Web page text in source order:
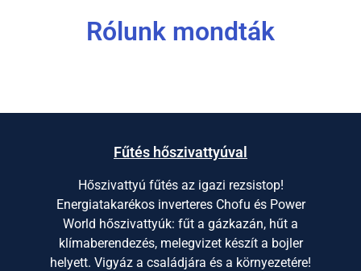
Rólunk mondták
Fűtés hőszivattyúval
Hőszivattyú fűtés az igazi rezsistop!
Energiatakarékos inverteres Chofu és Power
World hőszivattyúk: fűt a gázkazán, hűt a
klímaberendezés, melegvizet készít a bojler
helyett. Vigyáz a családjára és a környezetére!